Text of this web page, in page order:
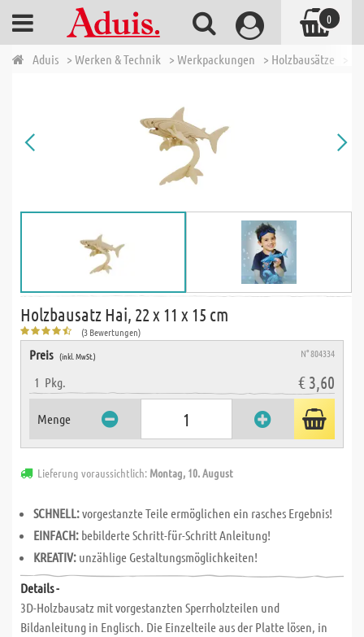
Aduis > Werken & Technik > Werkpackungen > Holzbausätze
Holzbausatz Hai, 22 x 11 x 15 cm
(3 Bewertungen)
Preis (inkl. MwSt.) N° 804334
1 Pkg. € 3,60
Menge
Lieferung voraussichtlich: Montag, 10. August
SCHNELL:vorgestanzte Teile ermöglichen ein rasches Ergebnis!
EINFACH: bebilderte Schritt-für-Schritt Anleitung!
KREATIV: unzählige Gestaltungsmöglichkeiten!
Details -
3D-Holzbausatz mit vorgestanzten Sperrholzteilen und
Bildanleitung in Englisch. Die Einzelteile aus der Platte lösen, in
0